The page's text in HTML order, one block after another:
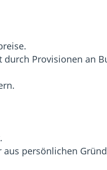
Provisionen an
aus persönlichen